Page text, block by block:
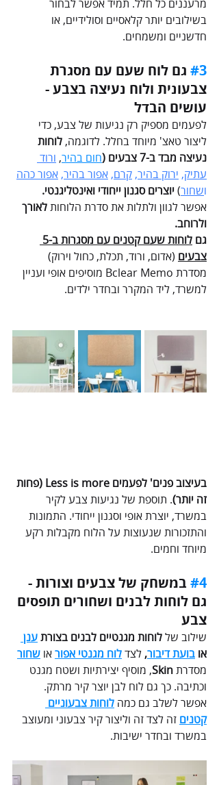
מרעננים כל חלל. תמיד אפשר לבחור
בשילובים יותר קלאסיים וסולידיים, או
חדשניים ומשמחים.
#3 גם לוח שעם עם מסגרת
צבעונית ולוח נעיצה בצבע -
עושים הבדל
לפעמים מספיק רק נגיעות של צבע, כדי
ליצור טאצ' מיוחד בחלל. לדוגמה, לוחות
נעיצה מבד ב-7 צבעים (
חום בהיר, ורוד
עתיק, ירוק בהיר, קרם, אפור בהיר, אפור כהה
ושחור) יוצרים סגנון ייחודי ואינטליגנטי.
אפשר לגוון ולתלות את סדרת הלוחות לאורך
ולרוחב.
גם
צבעים (אדום, ורוד, תכלת, כחול וירוק)
מסדרת Bclear Memo
מוסיפים אופי ועניין
למשרד, ליד המקרר ובחדר ילדים.
בעיצוב פנים' לפעמים Less is more (פחות
זה יותר). תוספת של נגיעות צבע לקיר
במשרד, יוצרת אופי וסגנון ייחודי. התמונות
והתזכורות שנעוצות על הלוח מקבלות רקע
מיוחד וחמים.
#4 במשחק של צבעים וצורות -
גם לוחות לבנים ושחורים תופסים
צבע
שילוב של לוחות מגנטיים לבנים בצורת ענן
או בועת דיבור, לצד לוח מגנטי אפור או שחור
מסדרת Skin
, מוסיף יצירתיות ושטח מגנט
וכתיבה. כך גם לוח לבן יוצר קיר מרתק.
אפשר לשלב גם כמה לוחות צבעוניים
קטנים זה לצד זה וליצור קיר צבעוני ומעוצב
במשרד ובחדר ישיבות.